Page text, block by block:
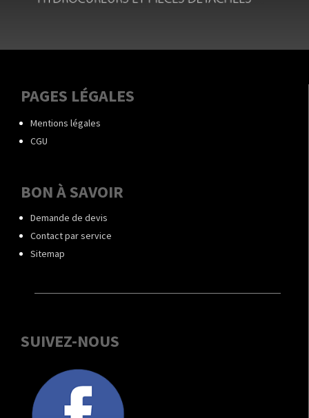
PAGES LÉGALES
Mentions légales
CGU
BON À SAVOIR
Demande de devis
Contact par service
Sitemap
SUIVEZ-NOUS